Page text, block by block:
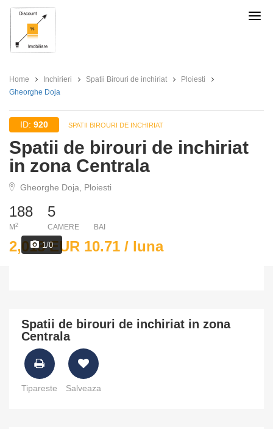
Discount
Imobiliare
Home Inchirieri Spatii Birouri de inchiriat
Ploiesti
Gheorghe Doja
ID: 920 SPATII BIROURI DE INCHIRIAT
Spatii de birouri de inchiriat
in zona Centrala
Gheorghe Doja, Ploiesti
188
M 2
5
CAMERE BAI
2,013 EUR 10.71 / luna
1/0
Spatii de birouri de inchiriat in zona
Centrala
Tipareste Salveaza